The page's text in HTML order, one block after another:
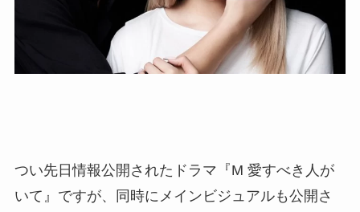
つい先日情報公開されたドラマ『M 愛すべき人が
いて』ですが、同時にメインビジュアルも公開さ